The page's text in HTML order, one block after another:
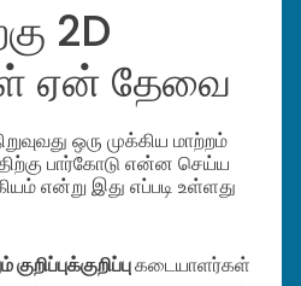
2D
ஏன் தேவை
ஒரு முக்கிய மாற்றம்
பார்கோடு என்ன செய்ய
என்று இது எப்படி உள்ளது
கடையாளர்கள்